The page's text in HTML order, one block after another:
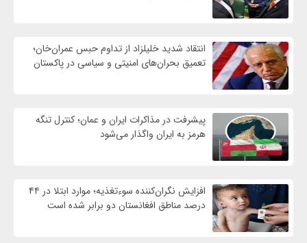
انتقاد شدید خلیلزاد از تداوم حبس عمران‌خان؛
تعمیق بحران‌های امنیتی و سیاسی در پاکستان
پیشرفت در مذاکرات ایران و عمان؛ کنترل تنگه
هرمز به ایران واگذار می‌شود
افزایش نگران‌کننده سوءتغذیه؛ موارد ابتلا در ۴۴
درصد مناطق افغانستان دو برابر شده است